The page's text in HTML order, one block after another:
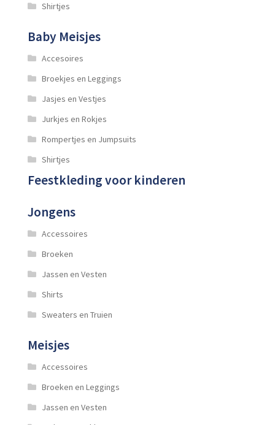
Shirtjes
Baby Meisjes
Accesoires
Broekjes en Leggings
Jasjes en Vestjes
Jurkjes en Rokjes
Rompertjes en Jumpsuits
Shirtjes
Feestkleding voor kinderen
Jongens
Accessoires
Broeken
Jassen en Vesten
Shirts
Sweaters en Truien
Meisjes
Accessoires
Broeken en Leggings
Jassen en Vesten